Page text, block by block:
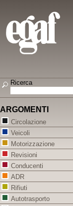
Ricerca
ARGOMENTI
Circolazione
Veicoli
Motorizzazione
Revisioni
Conducenti
ADR
Rifiuti
Autotrasporto